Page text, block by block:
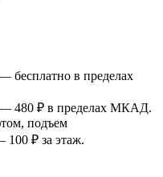
бесплатно в пределах
— 480 ₽ в пределах МКАД.
подъем
100 ₽ за этаж.